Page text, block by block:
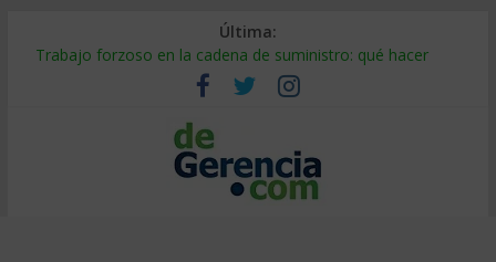
Última:
Trabajo forzoso en la cadena de suministro: qué hacer
Mercado hispano de EE. UU.: cómo segmentarlo y venderle
Stablecoins para empresas: cómo pagar y cobrar en 2026
Despido silencioso: qué es y por qué sale tan caro
IA en selección de personal: cómo auditarla a tiempo